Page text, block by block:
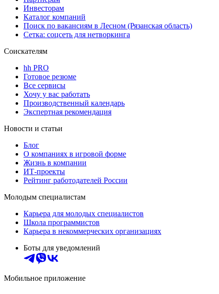
Инвесторам
Каталог компаний
Поиск по вакансиям в Лесном (Рязанская область)
Сетка: соцсеть для нетворкинга
Соискателям
hh PRO
Готовое резюме
Все сервисы
Хочу у вас работать
Производственный календарь
Экспертная рекомендация
Новости и статьи
Блог
О компаниях в игровой форме
Жизнь в компании
ИТ-проекты
Рейтинг работодателей России
Молодым специалистам
Карьера для молодых специалистов
Школа программистов
Карьера в некоммерческих организациях
Боты для уведомлений
Мобильное приложение